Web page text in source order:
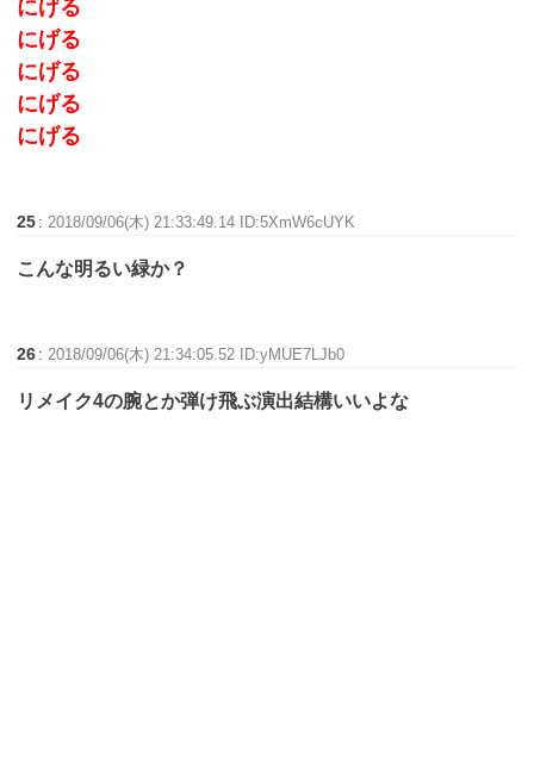
にげる
にげる
にげる
にげる
にげる
25 :2018/09/06(木) 21:33:49.14 ID:5XmW6cUYK
こんな明るい緑か？
26 :2018/09/06(木) 21:34:05.52 ID:yMUE7LJb0
リメイク4の腕とか弾け飛ぶ演出結構いいよな